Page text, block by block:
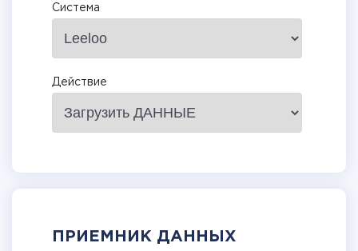
Система
Действие
ПРИЕМНИК ДАННЫХ